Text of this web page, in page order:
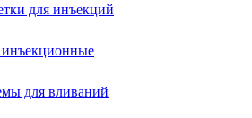
для инъекций
для вливаний